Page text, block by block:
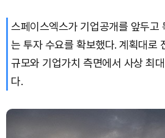
Bitcoin (BTC)
스페이스엑스가 기업공개를 앞두고
는 투자 수요를 확보했다. 계획대로
규모와 기업가치 측면에서 사상 최
다.